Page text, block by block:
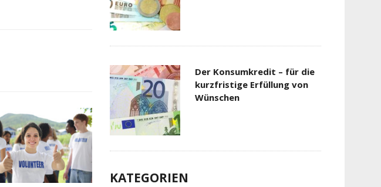
Der Konsumkredit – für die
kurzfristige Erfüllung von
Wünschen
KATEGORIEN